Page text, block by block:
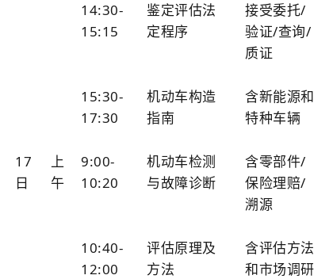
14:30-
15:15
鉴定评估法
定程序
接受委托/
验证/查询/
质证
15:30-
17:30
机动车构造
指南
含新能源和
特种车辆
17
日
上
午
9:00-
10:20
机动车检测
与故障诊断
含零部件/
保险理赔/
溯源
10:40-
12:00
评估原理及
方法
含评估方法
和市场调研